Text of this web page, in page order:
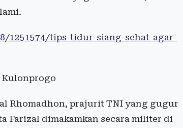
1251574/tips-tidur-siang-sehat-agar-
Kulonprogo
Rhomadhon, prajurit TNI yang gugur
Farizal dimakamkan secara militer di